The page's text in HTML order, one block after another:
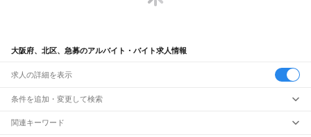
大阪府、北区、急募のアルバイト・バイト求人情報
求人の詳細を表示
条件を追加・変更して検索
市区町村を追加・変更
関連キーワード